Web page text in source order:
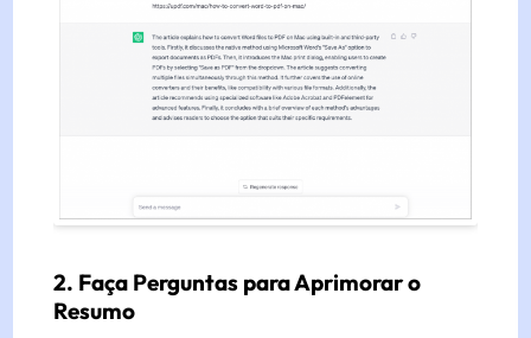
2. Faça Perguntas para Aprimorar o
Resumo